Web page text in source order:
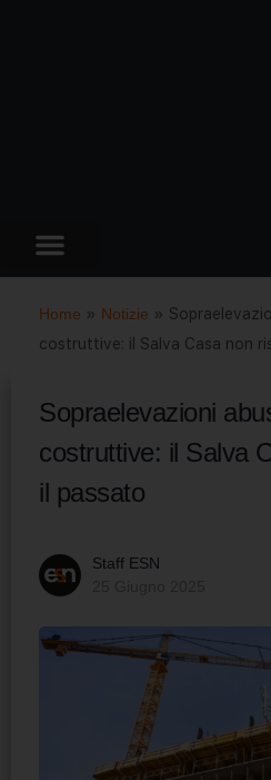
Home » Notizie »
costruttive: il Salva Casa non
Sopraelevazioni
costruttive: il Salva
il passato
Staff ESN